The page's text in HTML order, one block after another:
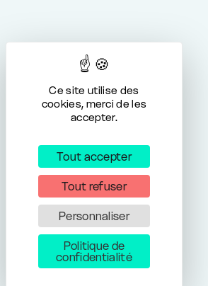
Ce site utilise des
cookies, merci de les
accepter.
Tout accepter
Tout refuser
Personnaliser
Politique de
confidentialité